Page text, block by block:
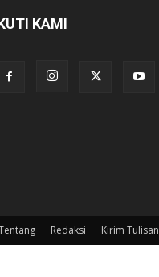
KAMI
Redaksi Kirim Tulisan